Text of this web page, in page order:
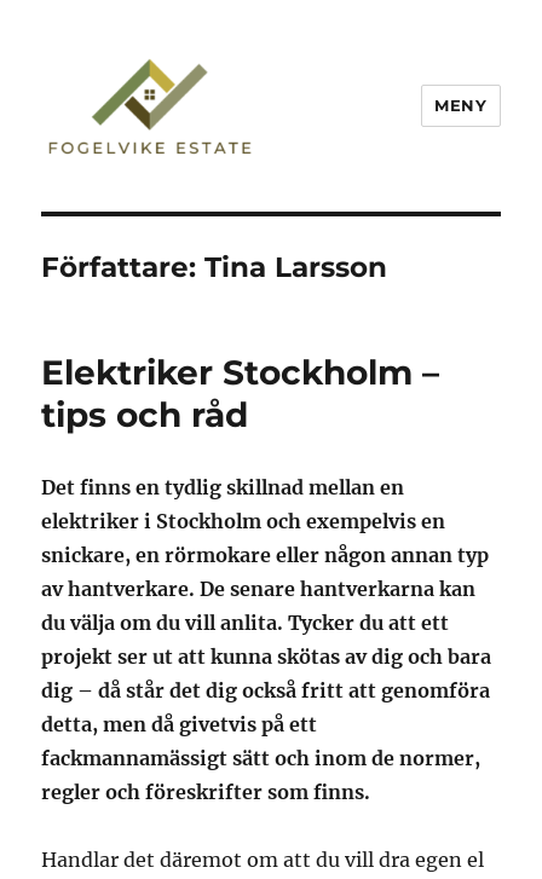
MENY
Författare:Tina Larsson
Elektriker Stockholm –
tips och råd
Det finns en tydlig skillnad mellan en
elektriker i Stockholm och exempelvis en
snickare, en rörmokare eller någon annan typ
av hantverkare. De senare hantverkarna kan
du välja om du vill anlita. Tycker du att ett
projekt ser ut att kunna skötas av dig och bara
dig – då står det dig också fritt att genomföra
detta, men då givetvis på ett
fackmannamässigt sätt och inom de normer,
regler och föreskrifter som finns.
Handlar det däremot om att du vill dra egen el